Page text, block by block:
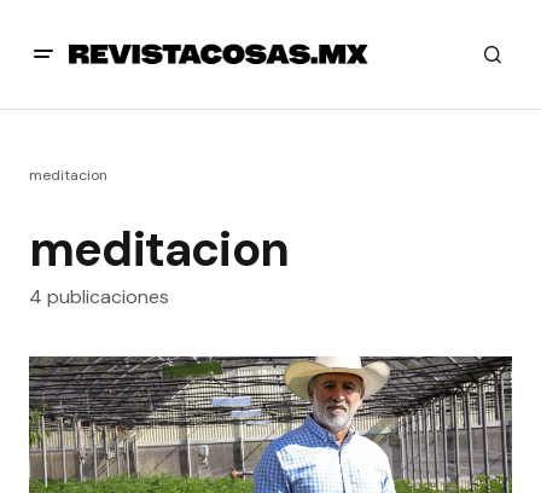
meditacion
meditacion
4 publicaciones